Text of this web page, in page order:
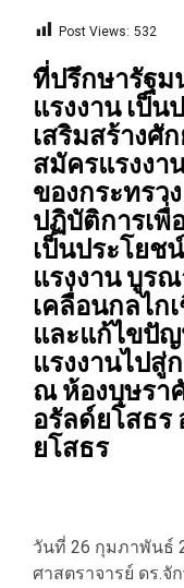
Post Views: 532
ที่ปรึกษารัฐม
แรงงาน เป็น
เสริมสร้างศั
สมัครแรงงา
ของกระทรว
ปฏิบัติการเพื่
เป็นประโยช
แรงงาน บูร
เคลื่อนกลไก
และแก้ไขปั
แรงงานไปสู่
ณ ห้องบุษราคั
อรัลด์ยโสธร
ยโสธร
วันที่ 26 กุมภาพันธ์
ศาสตราจารย์ ดร.